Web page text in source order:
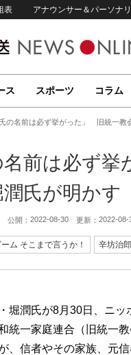
表 アナウンサー＆パーソナ
ス スポーツ コラム
氏の名前は必ず挙がった」 旧統一
名前は必ず
氏が明かす
公開： 2022-08-30 更新： 2022-08-
ム そこまで言うか！ 辛坊治郎
堀潤氏が8月30日、ニ
統一家庭連合（旧統一
、信者やその家族、元